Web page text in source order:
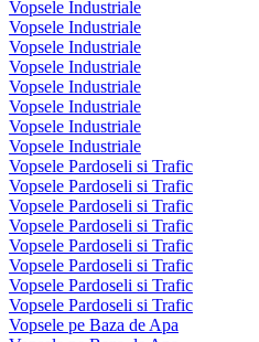
Vopsele Industriale
Vopsele Industriale
Vopsele Industriale
Vopsele Industriale
Vopsele Industriale
Vopsele Industriale
Vopsele Industriale
Vopsele Industriale
Vopsele Pardoseli si Trafic
Vopsele Pardoseli si Trafic
Vopsele Pardoseli si Trafic
Vopsele Pardoseli si Trafic
Vopsele Pardoseli si Trafic
Vopsele Pardoseli si Trafic
Vopsele Pardoseli si Trafic
Vopsele Pardoseli si Trafic
Vopsele pe Baza de Apa